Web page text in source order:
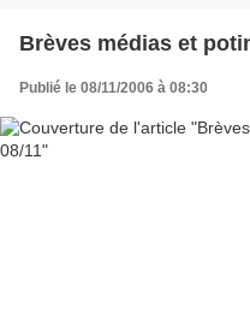
Brèves médias et
Publié le 08/11/2006 à 08:30